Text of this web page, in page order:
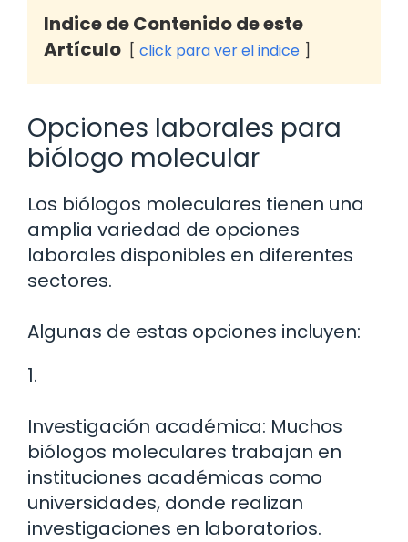
Indice de Contenido de este
Artículo
click para ver el indice
Opciones laborales para
biólogo molecular
Los biólogos moleculares tienen una
amplia variedad de opciones
laborales disponibles en diferentes
sectores.
Algunas de estas opciones incluyen:
1.
Investigación académica: Muchos
biólogos moleculares trabajan en
instituciones académicas como
universidades, donde realizan
investigaciones en laboratorios.